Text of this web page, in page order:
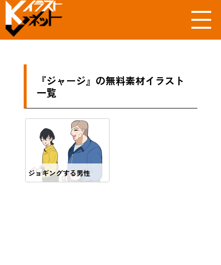
『ジャージ』の無料素材イラスト
一覧
ジョギングする男性